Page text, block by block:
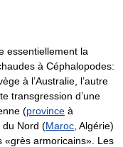
essentiellement la
à Céphalopodes:
à l’Australie, l’autre
transgression d’une
(province à
du Nord (Maroc , Algérie)
«grès armoricains». Les